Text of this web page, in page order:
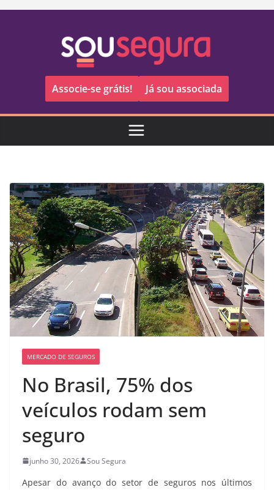
Pular
Associe-se grátis! Já sou associada
MERCADO DE SEGUROS
No Brasil, 75% dos
veículos rodam sem
seguro
junho 30, 2026 Sou Segura
Apesar do avanço do setor de seguros nos últimos